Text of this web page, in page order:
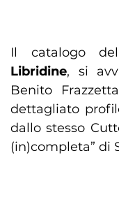
Il catalogo
Libridine, si
Benito
dettagliato
dallo stesso
(in)completa” di